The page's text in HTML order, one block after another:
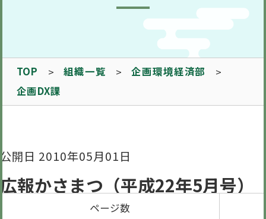
TOP 組織一覧
企画環境経済部
企画DX課
公開日 2010年05月01日
広報かさまつ（平成22年5月号）
ページ数